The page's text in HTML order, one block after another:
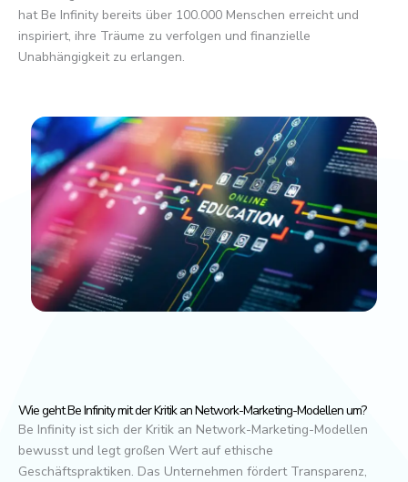
hat Be Infinity bereits über 100.000 Menschen erreicht und
inspiriert, ihre Träume zu verfolgen und finanzielle
Unabhängigkeit zu erlangen.
Wie geht Be Infinity mit der Kritik an Network-Marketing-Modellen um?
Be Infinity ist sich der Kritik an Network-Marketing-Modellen
bewusst und legt großen Wert auf ethische
Geschäftspraktiken. Das Unternehmen fördert Transparenz,